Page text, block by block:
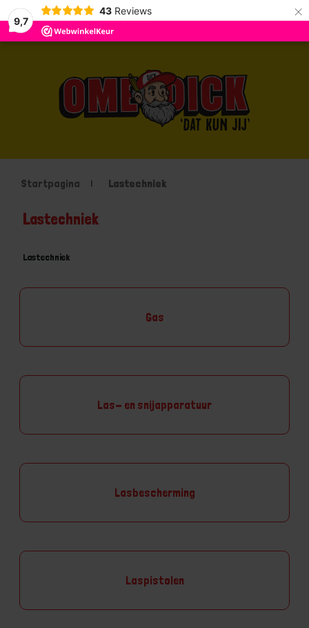
9,7
43 Reviews ×
Startpagina Lastechniek
Lastechniek
Lastechniek
Gas
Las- en snijapparatuur
Lasbescherming
Laspistolen